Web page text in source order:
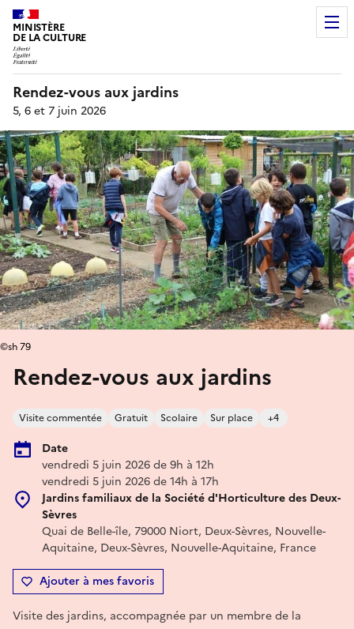
MINISTÈRE
DE LA CULTURE
Rendez-vous aux jardins
5, 6 et 7 juin 2026
Rendez-vous aux jardins
Visite commentée Gratuit Scolaire Sur place +4
Date
vendredi 5 juin 2026 de 9h à 12h
vendredi 5 juin 2026 de 14h à 17h
Jardins familiaux de la Société d'Horticulture des Deux-
Sèvres
Quai de Belle-île, 79000 Niort, Deux-Sèvres, Nouvelle-
Aquitaine, Deux-Sèvres, Nouvelle-Aquitaine, France
Ajouter à mes favoris
©sh 79
Visite des jardins, accompagnée par un membre de la